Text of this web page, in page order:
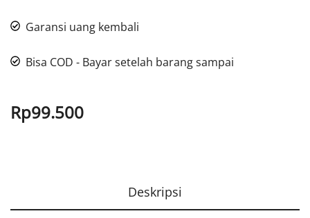
Garansi uang kembali
Bisa COD - Bayar setelah barang sampai
Rp99.500
Deskripsi